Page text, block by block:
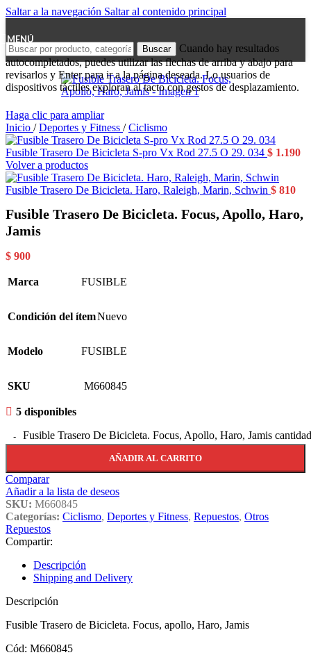
Saltar a la navegación Saltar al contenido principal
MENÚ
Buscar
Cuando hay resultados
autocompletados, puedes utilizar las flechas de arriba y abajo para
revisarlos y Enter para ir a la página deseada. Lo usuarios de
dispositivos táctiles exploran al tacto con gestos de desplazamiento.
Haga clic para ampliar
Inicio / Deportes y Fitness / Ciclismo
Fusible Trasero De Bicicleta S-pro Vx Rod 27.5 O 29. 034 $ 1.190
Volver a productos
Fusible Trasero De Bicicleta. Haro, Raleigh, Marin, Schwin $ 810
Fusible Trasero De Bicicleta. Focus, Apollo, Haro,
Jamis
$ 900
Marca FUSIBLE
Condición del ítemNuevo
Modelo FUSIBLE
SKU M660845
5 disponibles
Fusible Trasero De Bicicleta. Focus, Apollo, Haro, Jamis cantidad
AÑADIR AL CARRITO
Comparar
Añadir a la lista de deseos
SKU: M660845
Categorías: Ciclismo, Deportes y Fitness, Repuestos, Otros
Repuestos
Compartir:
Descripción
Shipping and Delivery
Descripción
Fusible Trasero de Bicicleta. Focus, apollo, Haro, Jamis
Cód: M660845